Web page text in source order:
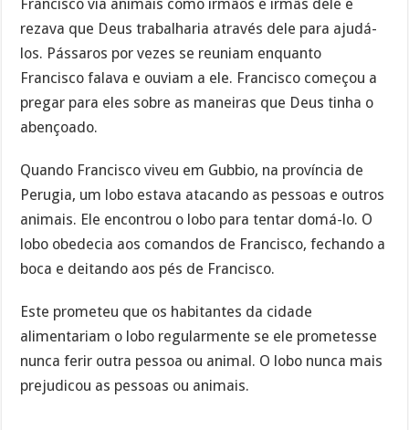
Francisco via animais como irmãos e irmãs dele e
rezava que Deus trabalharia através dele para ajudá-
los. Pássaros por vezes se reuniam enquanto
Francisco falava e ouviam a ele. Francisco começou a
pregar para eles sobre as maneiras que Deus tinha o
abençoado.
Quando Francisco viveu em Gubbio, na província de
Perugia, um lobo estava atacando as pessoas e outros
animais. Ele encontrou o lobo para tentar domá-lo. O
lobo obedecia aos comandos de Francisco, fechando a
boca e deitando aos pés de Francisco.
Este prometeu que os habitantes da cidade
alimentariam o lobo regularmente se ele prometesse
nunca ferir outra pessoa ou animal. O lobo nunca mais
prejudicou as pessoas ou animais.